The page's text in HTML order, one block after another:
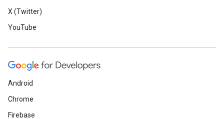
X (Twitter)
YouTube
Android
Chrome
Firebase